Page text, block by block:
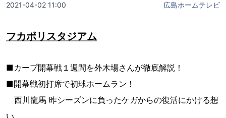
2021-04-02 11:00 広島ホームテレビ
フカボリスタジアム
■カープ開幕戦１週間を外木場さんが徹底解説！
■開幕戦初打席で初球ホームラン！
西川龍馬 昨シーズンに負ったケガからの復活にかける想
い